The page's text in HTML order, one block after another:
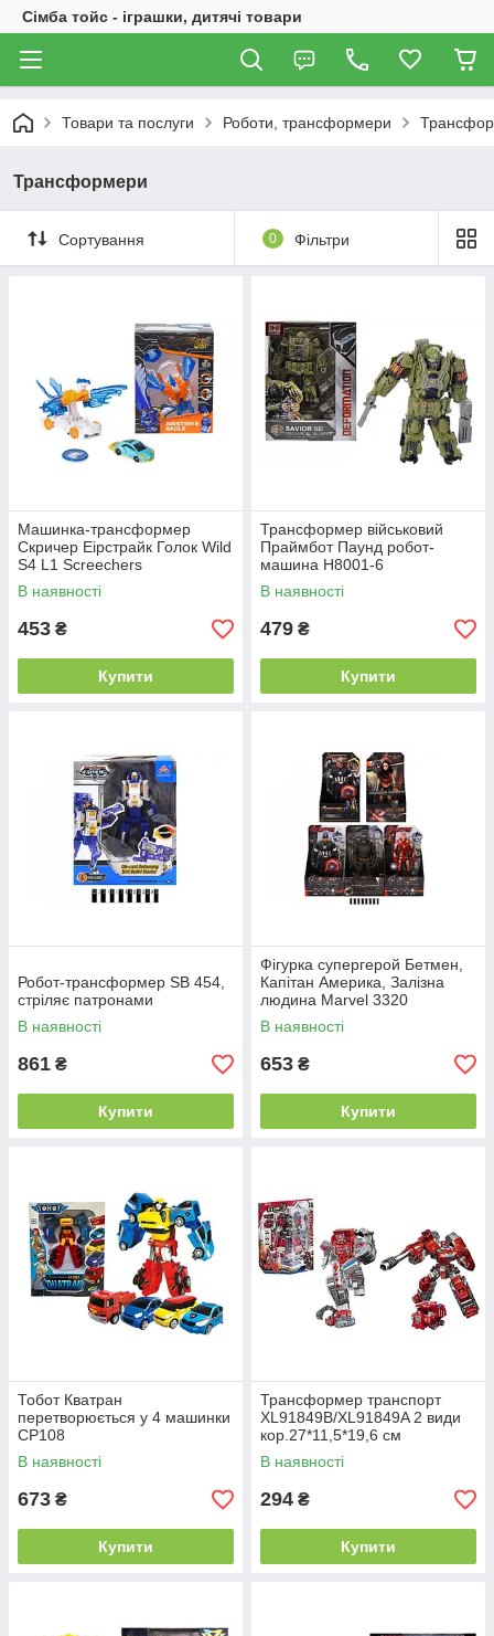
Сімба тойс - іграшки, дитячі товари
Товари та послуги Роботи, трансформери
Трансформери
Сортування 0 Фільтри
Машинка-трансформер
Скричер Еірстрайк Голок Wild
S4 L1 Screechers
В наявності
453 ₴
Купити
Трансформер військовий
Праймбот Паунд робот-
машина H8001-6
В наявності
479 ₴
Купити
Робот-трансформер SB 454,
стріляє патронами
В наявності
861 ₴
Купити
Фігурка супергерой Бетмен,
Капітан Америка, Залізна
людина Marvel 3320
В наявності
653 ₴
Купити
Тобот Кватран
перетворюється у 4 машинки
CP108
В наявності
673 ₴
Купити
Трансформер транспорт
XL91849B/XL91849A 2 види
кор.27*11,5*19,6 см
В наявності
294 ₴
Купити